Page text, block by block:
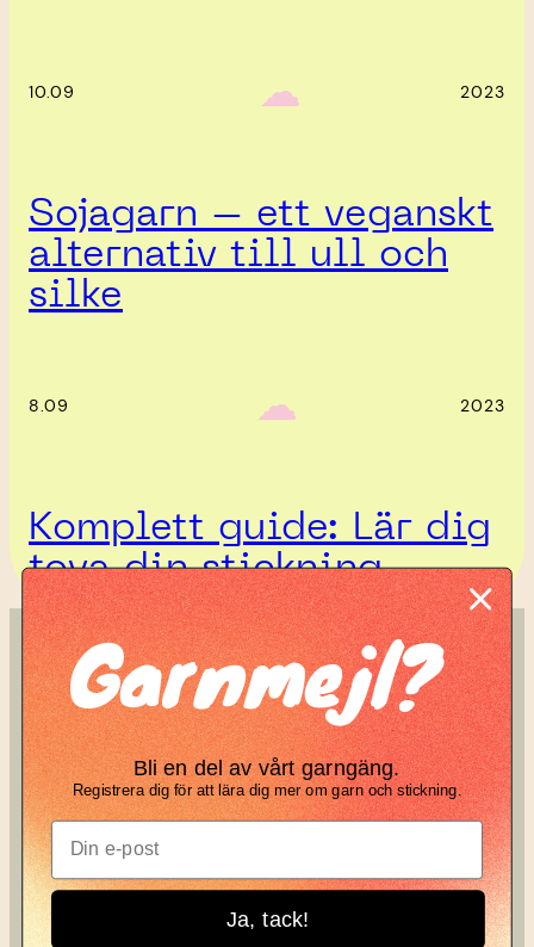
10.09 ‎ ‎‎ ☁︎‎‎ 2023
Sojagarn – ett veganskt
alternativ till ull och
silke
8.09 ‎ ‎‎ ☁︎‎‎ 2023
Komplett guide: Lär dig
tova din stickning
SÖK
Search
KNIT KNOT
Manifesto
Garnbrev
Garnmejl?
Bli en del av vårt garngäng.
Registrera dig för att lära dig mer om garn och stickning.
Ja, tack!